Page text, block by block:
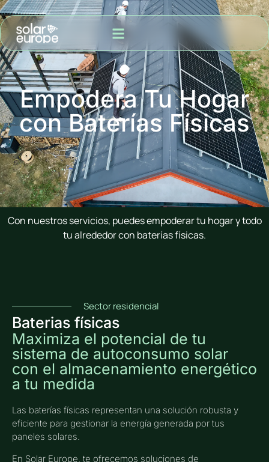
Empodera Tu Hogar
con Baterías Físicas
Con nuestros servicios, puedes empoderar tu hogar y todo
tu alrededor con baterías físicas.
Sector residencial
Baterias físicas
Maximiza el potencial de tu
sistema de autoconsumo solar
con el almacenamiento energético
a tu medida
Las baterías físicas representan una solución robusta y
eficiente para gestionar la energía generada por tus
paneles solares.
En Solar Europe, te ofrecemos soluciones de